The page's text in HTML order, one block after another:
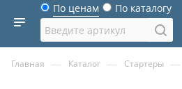
По ценам По каталогу
Главная — Каталог — Стартеры —